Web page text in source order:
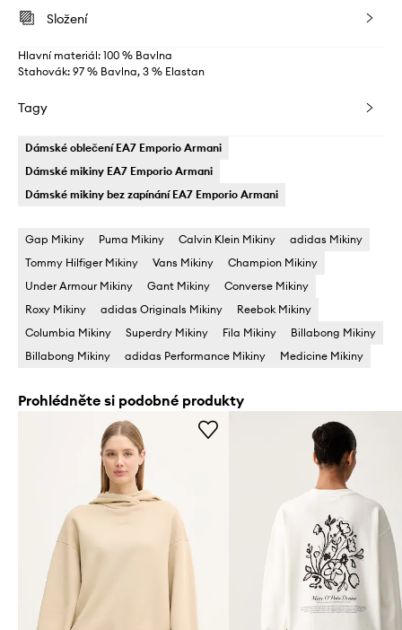
Složení
Hlavní materiál: 100 % Bavlna
Stahovák: 97 % Bavlna, 3 % Elastan
Tagy
Dámské oblečení EA7 Emporio Armani
Dámské mikiny EA7 Emporio Armani
Dámské mikiny bez zapínání EA7 Emporio Armani
Gap Mikiny Puma Mikiny Calvin Klein Mikiny
adidas Mikiny
Tommy Hilfiger Mikiny
Vans Mikiny
Champion Mikiny
Under Armour Mikiny
Gant Mikiny
Converse Mikiny
Roxy Mikiny
adidas Originals Mikiny
Reebok Mikiny
Columbia Mikiny
Superdry Mikiny Fila Mikiny
Billabong Mikiny
Billabong Mikiny
adidas Performance Mikiny Medicine Mikiny
Prohlédněte si podobné produkty